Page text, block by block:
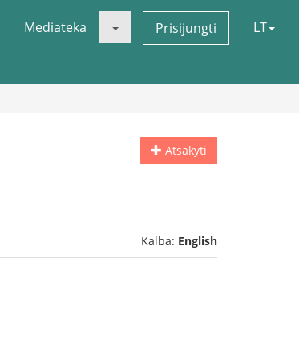
Mediateka Prisijungti LT
Atsakyti
Kalba: English